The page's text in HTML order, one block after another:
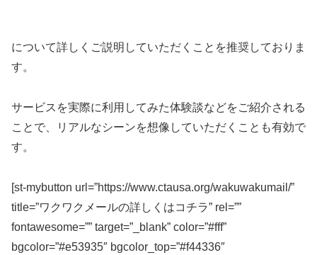
について詳しくご説明していただくことを推奨しておりま
す。
サービスを実際に利用してみた体験談などをご紹介される
ことで、リアルなシーンを想像していただくことも有効で
す。
[st-mybutton url=”https://www.ctausa.org/wakuwakumail/”
title=”ワクワクメールの詳しくはコチラ” rel=””
fontawesome=”” target=”_blank” color=”#fff”
bgcolor=”#e53935″ bgcolor_top=”#f44336″